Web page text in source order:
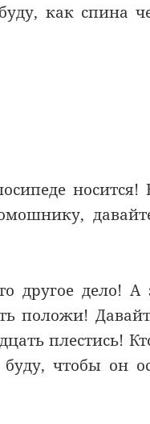
как спина
другое дело! А
положи!
плестись!
буду, чтобы он